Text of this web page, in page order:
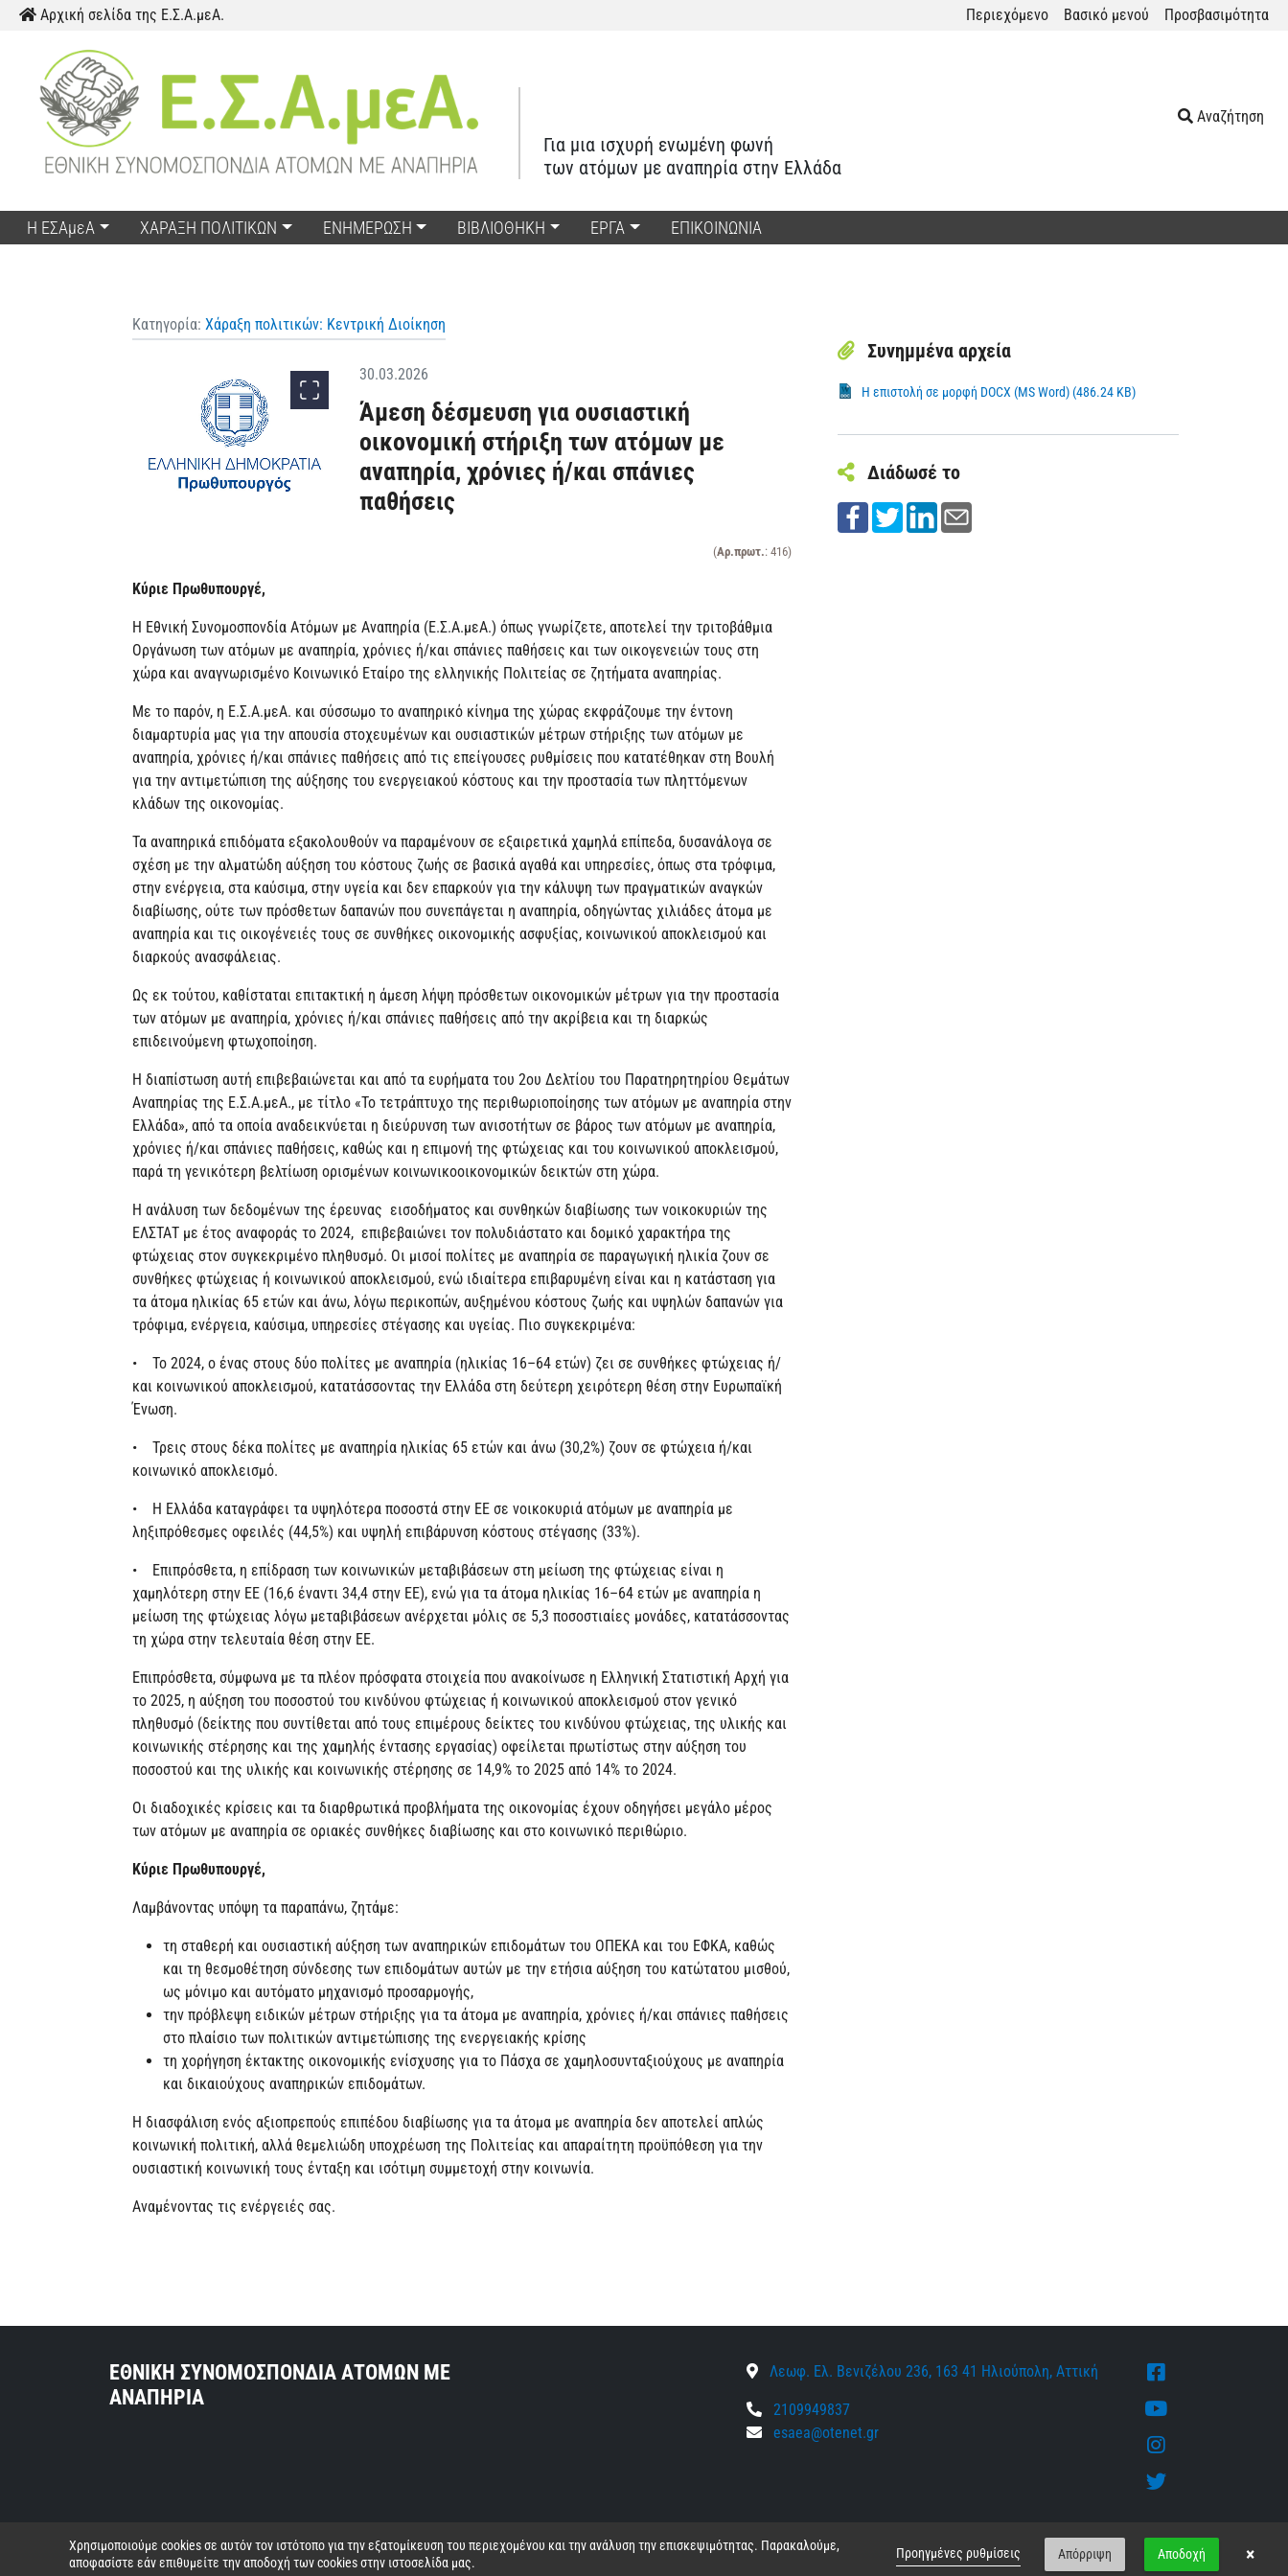
Παράκαμψη προς το περιεχόμενο
Αρχική σελίδα της Ε.Σ.Α.μεΑ. Περιεχόμενο Βασικό μενού Προσβασιμότητα
Για μια ισχυρή ενωμένη φωνή
των ατόμων με αναπηρία στην Ελλάδα
Αναζήτηση
Η ΕΣΑμεΑ ΧΑΡΑΞΗ ΠΟΛΙΤΙΚΩΝ ΕΝΗΜΕΡΩΣΗ ΒΙΒΛΙΟΘΗΚΗ ΕΡΓΑ ΕΠΙΚΟΙΝΩΝΙΑ
Κατηγορία: Χάραξη πολιτικών: Κεντρική Διοίκηση
30.03.2026
Άμεση δέσμευση για ουσιαστική
οικονομική στήριξη των ατόμων με
αναπηρία, χρόνιες ή/και σπάνιες
παθήσεις
(Αρ.πρωτ.: 416)
Κύριε Πρωθυπουργέ,
Η Εθνική Συνομοσπονδία Ατόμων με Αναπηρία (Ε.Σ.Α.μεΑ.) όπως γνωρίζετε, αποτελεί την τριτοβάθμια
Οργάνωση των ατόμων με αναπηρία, χρόνιες ή/και σπάνιες παθήσεις και των οικογενειών τους στη
χώρα και αναγνωρισμένο Κοινωνικό Εταίρο της ελληνικής Πολιτείας σε ζητήματα αναπηρίας.
Με το παρόν, η Ε.Σ.Α.μεΑ. και σύσσωμο το αναπηρικό κίνημα της χώρας εκφράζουμε την έντονη
διαμαρτυρία μας για την απουσία στοχευμένων και ουσιαστικών μέτρων στήριξης των ατόμων με
αναπηρία, χρόνιες ή/και σπάνιες παθήσεις από τις επείγουσες ρυθμίσεις που κατατέθηκαν στη Βουλή
για την αντιμετώπιση της αύξησης του ενεργειακού κόστους και την προστασία των πληττόμενων
κλάδων της οικονομίας.
Τα αναπηρικά επιδόματα εξακολουθούν να παραμένουν σε εξαιρετικά χαμηλά επίπεδα, δυσανάλογα σε
σχέση με την αλματώδη αύξηση του κόστους ζωής σε βασικά αγαθά και υπηρεσίες, όπως στα τρόφιμα,
στην ενέργεια, στα καύσιμα, στην υγεία και δεν επαρκούν για την κάλυψη των πραγματικών αναγκών
διαβίωσης, ούτε των πρόσθετων δαπανών που συνεπάγεται η αναπηρία, οδηγώντας χιλιάδες άτομα με
αναπηρία και τις οικογένειές τους σε συνθήκες οικονομικής ασφυξίας, κοινωνικού αποκλεισμού και
διαρκούς ανασφάλειας.
Ως εκ τούτου, καθίσταται επιτακτική η άμεση λήψη πρόσθετων οικονομικών μέτρων για την προστασία
των ατόμων με αναπηρία, χρόνιες ή/και σπάνιες παθήσεις από την ακρίβεια και τη διαρκώς
επιδεινούμενη φτωχοποίηση.
Η διαπίστωση αυτή επιβεβαιώνεται και από τα ευρήματα του 2ου Δελτίου του Παρατηρητηρίου Θεμάτων
Αναπηρίας της Ε.Σ.Α.μεΑ., με τίτλο «Το τετράπτυχο της περιθωριοποίησης των ατόμων με αναπηρία στην
Ελλάδα», από τα οποία αναδεικνύεται η διεύρυνση των ανισοτήτων σε βάρος των ατόμων με αναπηρία,
χρόνιες ή/και σπάνιες παθήσεις, καθώς και η επιμονή της φτώχειας και του κοινωνικού αποκλεισμού,
παρά τη γενικότερη βελτίωση ορισμένων κοινωνικοοικονομικών δεικτών στη χώρα.
Η ανάλυση των δεδομένων της έρευνας εισοδήματος και συνθηκών διαβίωσης των νοικοκυριών της
ΕΛΣΤΑΤ με έτος αναφοράς το 2024, επιβεβαιώνει τον πολυδιάστατο και δομικό χαρακτήρα της
φτώχειας στον συγκεκριμένο πληθυσμό. Οι μισοί πολίτες με αναπηρία σε παραγωγική ηλικία ζουν σε
συνθήκες φτώχειας ή κοινωνικού αποκλεισμού, ενώ ιδιαίτερα επιβαρυμένη είναι και η κατάσταση για
τα άτομα ηλικίας 65 ετών και άνω, λόγω περικοπών, αυξημένου κόστους ζωής και υψηλών δαπανών για
τρόφιμα, ενέργεια, καύσιμα, υπηρεσίες στέγασης και υγείας. Πιο συγκεκριμένα:
• Το 2024, ο ένας στους δύο πολίτες με αναπηρία (ηλικίας 16–64 ετών) ζει σε συνθήκες φτώχειας ή/
και κοινωνικού αποκλεισμού, κατατάσσοντας την Ελλάδα στη δεύτερη χειρότερη θέση στην Ευρωπαϊκή
Ένωση.
• Τρεις στους δέκα πολίτες με αναπηρία ηλικίας 65 ετών και άνω (30,2%) ζουν σε φτώχεια ή/και
κοινωνικό αποκλεισμό.
• Η Ελλάδα καταγράφει τα υψηλότερα ποσοστά στην ΕΕ σε νοικοκυριά ατόμων με αναπηρία με
ληξιπρόθεσμες οφειλές (44,5%) και υψηλή επιβάρυνση κόστους στέγασης (33%).
• Επιπρόσθετα, η επίδραση των κοινωνικών μεταβιβάσεων στη μείωση της φτώχειας είναι η
χαμηλότερη στην ΕΕ (16,6 έναντι 34,4 στην ΕΕ), ενώ για τα άτομα ηλικίας 16–64 ετών με αναπηρία η
μείωση της φτώχειας λόγω μεταβιβάσεων ανέρχεται μόλις σε 5,3 ποσοστιαίες μονάδες, κατατάσσοντας
τη χώρα στην τελευταία θέση στην ΕΕ.
Επιπρόσθετα, σύμφωνα με τα πλέον πρόσφατα στοιχεία που ανακοίνωσε η Ελληνική Στατιστική Αρχή για
το 2025, η αύξηση του ποσοστού του κινδύνου φτώχειας ή κοινωνικού αποκλεισμού στον γενικό
πληθυσμό (δείκτης που συντίθεται από τους επιμέρους δείκτες του κινδύνου φτώχειας, της υλικής και
κοινωνικής στέρησης και της χαμηλής έντασης εργασίας) οφείλεται πρωτίστως στην αύξηση του
ποσοστού και της υλικής και κοινωνικής στέρησης σε 14,9% το 2025 από 14% το 2024.
Οι διαδοχικές κρίσεις και τα διαρθρωτικά προβλήματα της οικονομίας έχουν οδηγήσει μεγάλο μέρος
των ατόμων με αναπηρία σε οριακές συνθήκες διαβίωσης και στο κοινωνικό περιθώριο.
Κύριε Πρωθυπουργέ,
Λαμβάνοντας υπόψη τα παραπάνω, ζητάμε:
τη σταθερή και ουσιαστική αύξηση των αναπηρικών επιδομάτων του ΟΠΕΚΑ και του ΕΦΚΑ, καθώς
και τη θεσμοθέτηση σύνδεσης των επιδομάτων αυτών με την ετήσια αύξηση του κατώτατου μισθού,
ως μόνιμο και αυτόματο μηχανισμό προσαρμογής,
την πρόβλεψη ειδικών μέτρων στήριξης για τα άτομα με αναπηρία, χρόνιες ή/και σπάνιες παθήσεις
στο πλαίσιο των πολιτικών αντιμετώπισης της ενεργειακής κρίσης
τη χορήγηση έκτακτης οικονομικής ενίσχυσης για το Πάσχα σε χαμηλοσυνταξιούχους με αναπηρία
και δικαιούχους αναπηρικών επιδομάτων.
Η διασφάλιση ενός αξιοπρεπούς επιπέδου διαβίωσης για τα άτομα με αναπηρία δεν αποτελεί απλώς
κοινωνική πολιτική, αλλά θεμελιώδη υποχρέωση της Πολιτείας και απαραίτητη προϋπόθεση για την
ουσιαστική κοινωνική τους ένταξη και ισότιμη συμμετοχή στην κοινωνία.
Αναμένοντας τις ενέργειές σας.
Συνημμένα αρχεία
Η επιστολή σε μορφή DOCX (MS Word) (486.24 KB)
Διάδωσέ το
ΕΘΝΙΚΗ ΣΥΝΟΜΟΣΠΟΝΔΙΑ ΑΤΟΜΩΝ ΜΕ
ΑΝΑΠΗΡΙΑ
Λεωφ. Ελ. Βενιζέλου 236, 163 41 Ηλιούπολη, Αττική
2109949837
esaea@otenet.gr
Youtube
Instagram
Twitter
© 2026 Ε.Σ.Α.μεΑ. • Όροι και προϋποθέσεις • Προσωπικά δεδομένα Γενική πολιτική προστασίας προσωπικών δεδομένων Επιστροφή στην αρχή
Arrow
Χρησιμοποιούμε cookies σε αυτόν τον ιστότοπο για την εξατομίκευση του περιεχομένου και την ανάλυση την επισκεψιμότητας. Παρακαλούμε,
αποφασίστε εάν επιθυμείτε την αποδοχή των cookies στην ιστοσελίδα μας.
Προηγμένες ρυθμίσεις Απόρριψη Αποδοχή ×